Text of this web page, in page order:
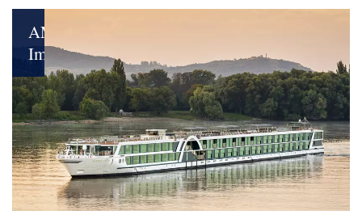
AMADEUS
Imperial
Glanzvolle
Reisemomente
genießen